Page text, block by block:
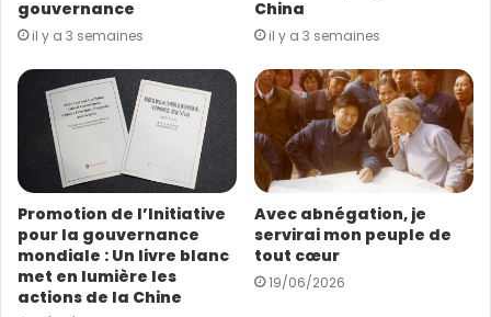
m
a
l
gouvernance
il y a 3 semaines
China
il y a 3 semaines
Promotion de l’Initiative
pour la gouvernance
mondiale : Un livre blanc
met en lumière les
actions de la Chine
Avec abnégation, je
servirai mon peuple de
tout cœur
19/06/2026